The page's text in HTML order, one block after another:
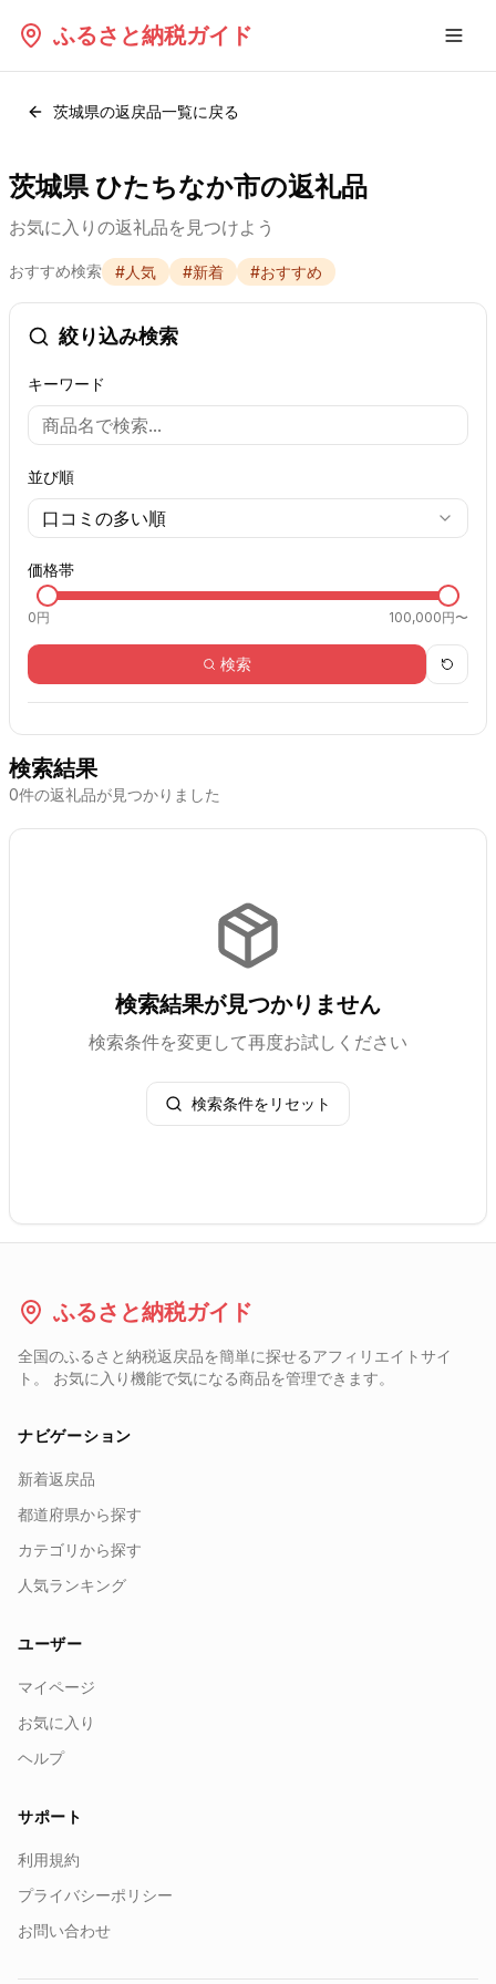
ふるさと納税ガイド
茨城県の返戻品一覧に戻る
茨城県 ひたちなか市の返礼品
お気に入りの返礼品を見つけよう
おすすめ検索 #人気 #新着 #おすすめ
絞り込み検索
キーワード
並び順
口コミの多い順
価格帯
0円 100,000円〜
検索
検索結果
0件の返礼品が見つかりました
検索結果が見つかりません
検索条件を変更して再度お試しください
検索条件をリセット
ふるさと納税ガイド
全国のふるさと納税返戻品を簡単に探せるアフィリエイトサイ
ト。 お気に入り機能で気になる商品を管理できます。
ナビゲーション
新着返戻品
都道府県から探す
カテゴリから探す
人気ランキング
ユーザー
マイページ
お気に入り
ヘルプ
サポート
利用規約
プライバシーポリシー
お問い合わせ